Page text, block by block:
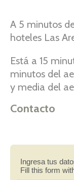
A 5 minutos
hoteles Las
Está a 15
minutos del
y media del
Contacto